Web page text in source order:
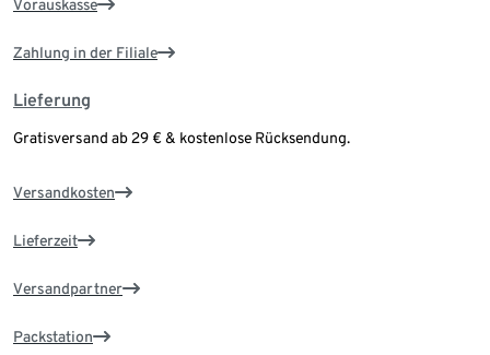
Vorauskasse
Zahlung in der Filiale
Lieferung
Gratisversand ab 29 € & kostenlose Rücksendung.
Versandkosten
Lieferzeit
Versandpartner
Packstation